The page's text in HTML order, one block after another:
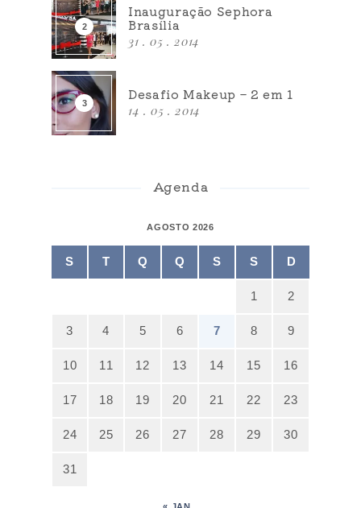
Inauguração Sephora
Brasília
31 . 05 . 2014
Desafio Makeup – 2 em 1
14 . 05 . 2014
Agenda
AGOSTO 2026
S T Q Q S S D
1 2
3 4 5 6 7 8 9
10 11 12 13 14 15 16
17 18 19 20 21 22 23
24 25 26 27 28 29 30
31